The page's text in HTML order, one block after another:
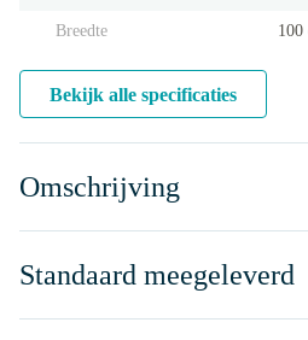
Breedte 100
Bekijk alle specificaties
Omschrijving
Standaard meegeleverd